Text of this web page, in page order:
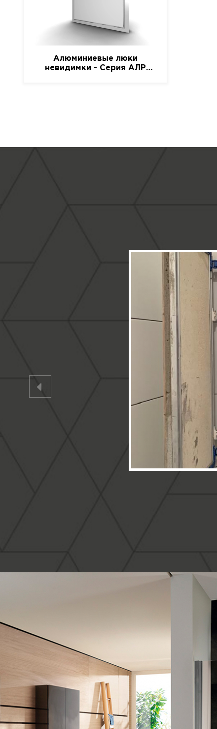
Алюминиевые люки
невидимки - Серия АЛР